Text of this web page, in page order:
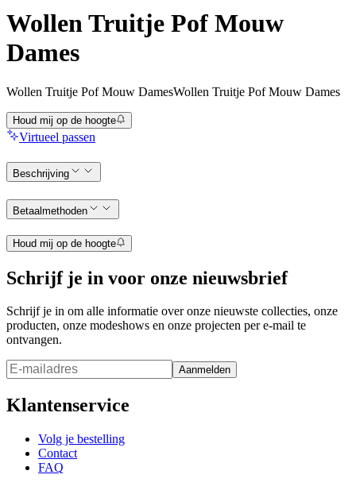
Wollen Truitje Pof Mouw
Dames
Wollen Truitje Pof Mouw DamesWollen Truitje Pof Mouw Dames
Houd mij op de hoogte
Virtueel passen
Beschrijving
Betaalmethoden
Houd mij op de hoogte
Schrijf je in voor onze nieuwsbrief
Schrijf je in om alle informatie over onze nieuwste collecties, onze
producten, onze modeshows en onze projecten per e-mail te
ontvangen.
Aanmelden
Klantenservice
Volg je bestelling
Contact
FAQ